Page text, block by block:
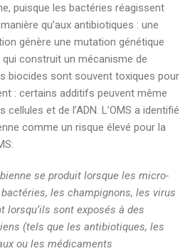
puisque les bactéries réagissent
qu’aux antibiotiques : une
génère une mutation génétique
construit un mécanisme de
biocides sont souvent toxiques pour
: certains additifs peuvent même
et de l’ADN. L’OMS a identifié
comme un risque élevé pour la
se produit lorsque les micro-
les champignons, les virus
lorsqu’ils sont exposés à des
(tels que les antibiotiques, les
ou les médicaments